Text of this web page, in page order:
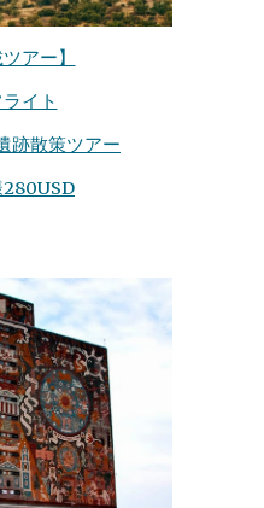
アー】
イト
跡散策ツアー
280USD